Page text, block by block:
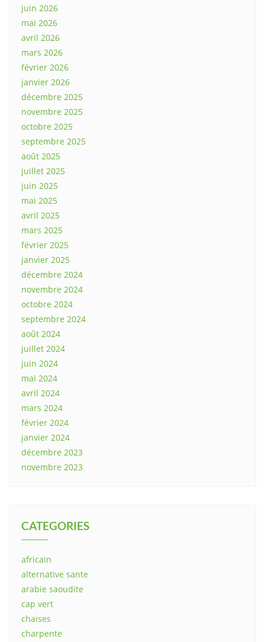
juin 2026
mai 2026
avril 2026
mars 2026
février 2026
janvier 2026
décembre 2025
novembre 2025
octobre 2025
septembre 2025
août 2025
juillet 2025
juin 2025
mai 2025
avril 2025
mars 2025
février 2025
janvier 2025
décembre 2024
novembre 2024
octobre 2024
septembre 2024
août 2024
juillet 2024
juin 2024
mai 2024
avril 2024
mars 2024
février 2024
janvier 2024
décembre 2023
novembre 2023
CATEGORIES
africain
alternative sante
arabie saoudite
cap vert
chaises
charpente